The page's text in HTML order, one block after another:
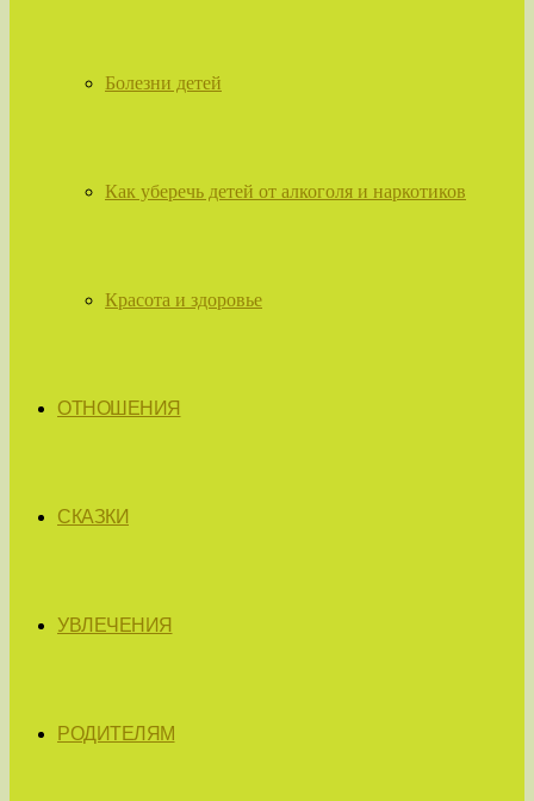
Болезни детей
Как уберечь детей от алкоголя и наркотиков
Красота и здоровье
ОТНОШЕНИЯ
СКАЗКИ
УВЛЕЧЕНИЯ
РОДИТЕЛЯМ